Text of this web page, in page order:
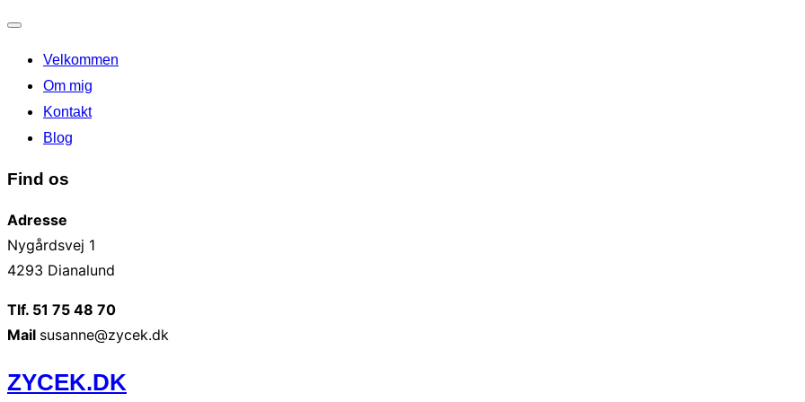
navigation
til/fra
Velkommen
Om mig
Kontakt
Blog
Find os
Adresse
Nygårdsvej 1
4293 Dianalund
Tlf. 51 75 48 70
Mail susanne@zycek.dk
Videre
ZYCEK.DK